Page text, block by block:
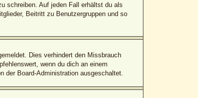
schreiben. Auf jeden Fall erhältst du als
Beitritt zu Benutzergruppen und so
Dies verhindert den Missbrauch
wenn du dich an einem
der Board-Administration ausgeschaltet.